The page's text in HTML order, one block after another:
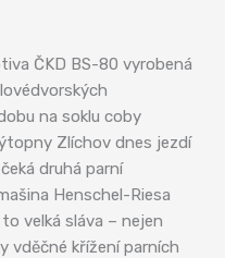
ČKD BS-80 vyrobená
na soklu coby
Zlíchov dnes jezdí
druhá parní
Henschel-Riesa
velká sláva – nejen
vděčné křížení parních